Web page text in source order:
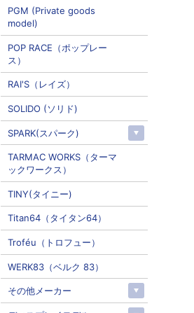
PGM (Private goods
model)
POP RACE（ポップレー
ス）
RAI'S（レイズ）
SOLIDO (ソリド)
SPARK(スパーク)
TARMAC WORKS（ターマ
ックワークス）
TINY(タイニー)
Titan64（タイタン64）
Troféu（トロフュー）
WERK83（ベルク 83）
その他メーカー